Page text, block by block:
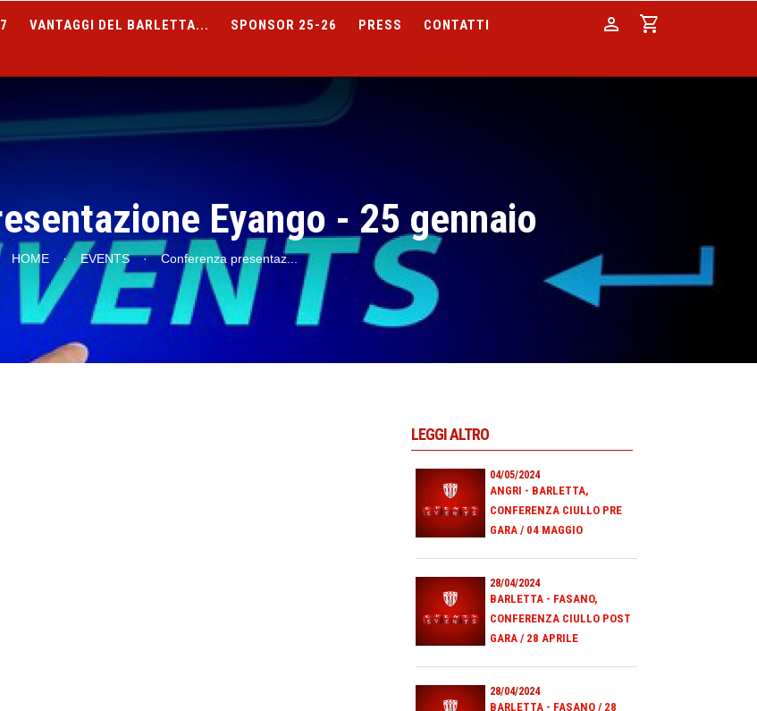
person shopping_cart
VANTAGGI DEL BARLETTA... SPONSOR 25-26 PRESS
CONTATTI
Eyango - 25 gennaio
HOME · EVENTS · Conferenza presentaz...
LEGGI ALTRO
04/05/2024
ANGRI - BARLETTA,
CONFERENZA CIULLO PRE
GARA / 04 MAGGIO
28/04/2024
BARLETTA - FASANO,
CONFERENZA CIULLO POST
GARA / 28 APRILE
28/04/2024
BARLETTA - FASANO / 28